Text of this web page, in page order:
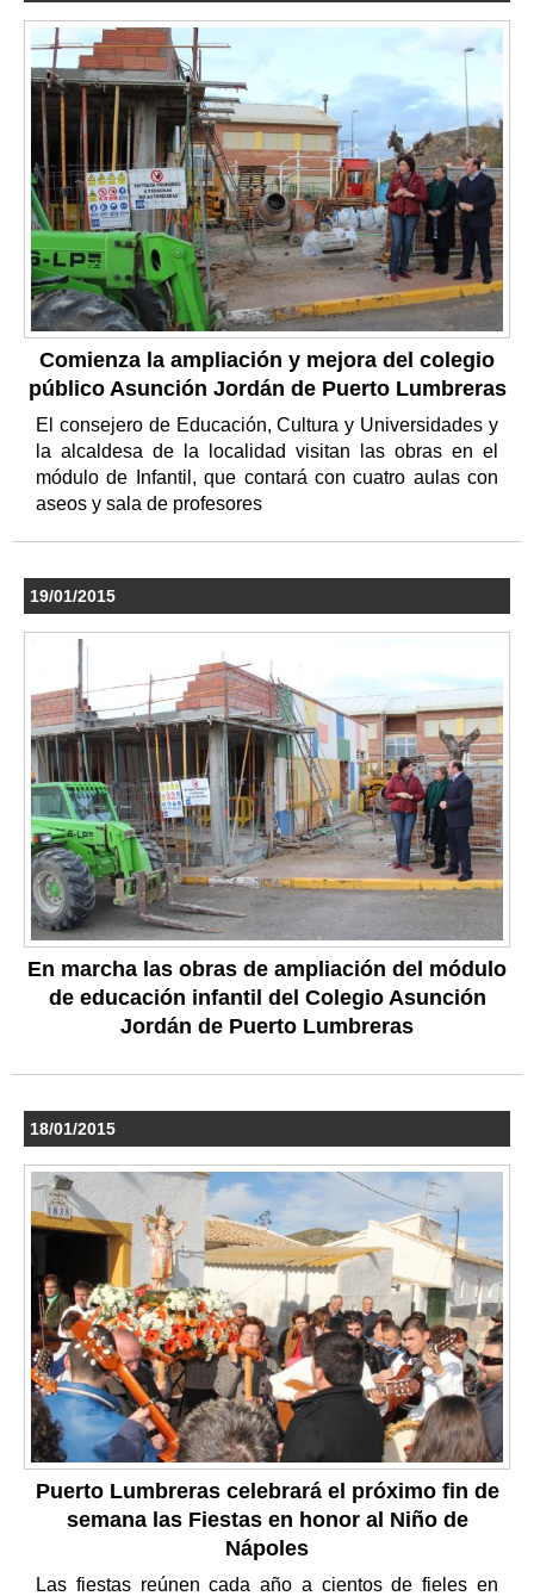
Comienza la ampliación y mejora del colegio
público Asunción Jordán de Puerto Lumbreras
El consejero de Educación, Cultura y Universidades y
la alcaldesa de la localidad visitan las obras en el
módulo de Infantil, que contará con cuatro aulas con
aseos y sala de profesores
19/01/2015
En marcha las obras de ampliación del módulo
de educación infantil del Colegio Asunción
Jordán de Puerto Lumbreras
18/01/2015
Puerto Lumbreras celebrará el próximo fin de
semana las Fiestas en honor al Niño de
Nápoles
Las fiestas reúnen cada año a cientos de fieles en